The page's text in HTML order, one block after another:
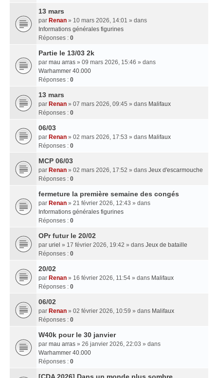
13 mars
par Renan » 10 mars 2026, 14:01 » dans
Informations générales figurines
Réponses : 0
Partie le 13/03 2k
par mau arras » 09 mars 2026, 15:46 » dans
Warhammer 40.000
Réponses : 0
13 mars
par Renan » 07 mars 2026, 09:45 » dans Malifaux
Réponses : 0
06/03
par Renan » 02 mars 2026, 17:53 » dans Malifaux
Réponses : 0
MCP 06/03
par Renan » 02 mars 2026, 17:52 » dans Jeux d'escarmouche
Réponses : 0
fermeture la première semaine des congés
par Renan » 21 février 2026, 12:43 » dans
Informations générales figurines
Réponses : 0
OPr futur le 20/02
par uriel » 17 février 2026, 19:42 » dans Jeux de bataille
Réponses : 0
20/02
par Renan » 16 février 2026, 11:54 » dans Malifaux
Réponses : 0
06/02
par Renan » 02 février 2026, 10:59 » dans Malifaux
Réponses : 0
W40k pour le 30 janvier
par mau arras » 26 janvier 2026, 22:03 » dans
Warhammer 40.000
Réponses : 0